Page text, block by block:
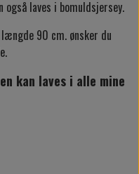
laves i bomuldsjersey.
90 cm. ønsker du
kan laves i alle mine